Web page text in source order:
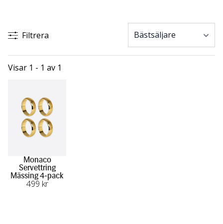
Filtrera
Visar 1 - 1 av 1
Monaco
Servettring
Mässing 4-pack
499 kr